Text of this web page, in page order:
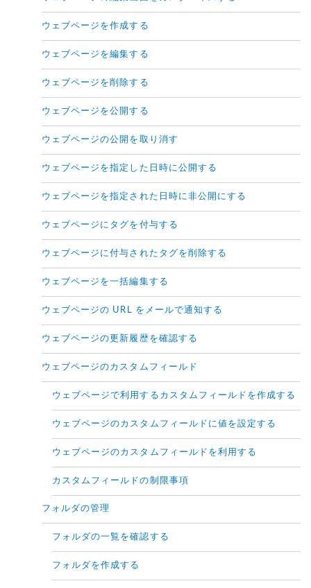
ウェブページを作成する
ウェブページを編集する
ウェブページを削除する
ウェブページを公開する
ウェブページの公開を取り消す
ウェブページを指定した日時に公開する
ウェブページを指定された日時に非公開にする
ウェブページにタグを付与する
ウェブページに付与されたタグを削除する
ウェブページを一括編集する
ウェブページの URL をメールで通知する
ウェブページの更新履歴を確認する
ウェブページのカスタムフィールド
ウェブページで利用するカスタムフィールドを作成する
ウェブページのカスタムフィールドに値を設定する
ウェブページのカスタムフィールドを利用する
カスタムフィールドの制限事項
フォルダの管理
フォルダの一覧を確認する
フォルダを作成する